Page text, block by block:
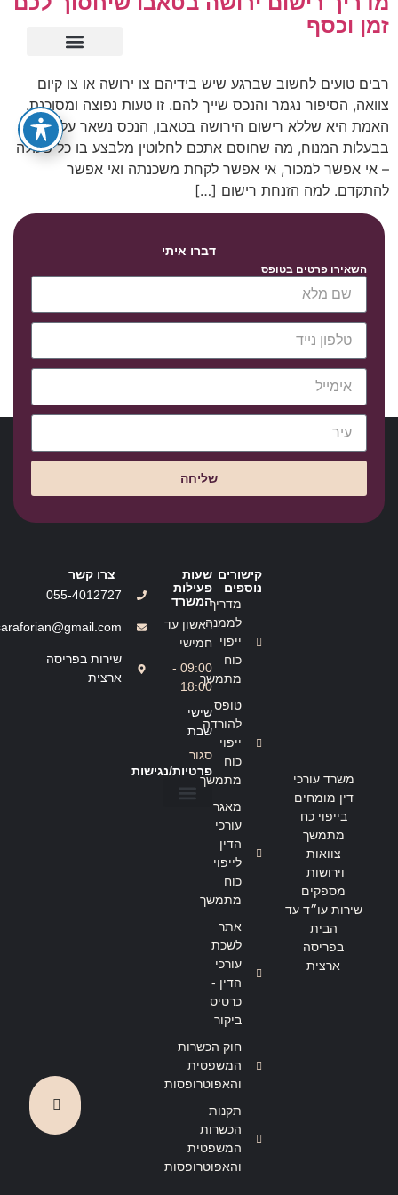
זמן וכסף
רבים טועים לחשוב שברגע שיש בידיהם צו ירושה או צו קיום
צוואה, הסיפור נגמר והנכס שייך להם. זו טעות נפוצה ומסוכנת.
האמת היא שללא רישום הירושה בטאבו, הנכס נשאר על הנייר
בבעלות המנוח, מה שחוסם אתכם לחלוטין מלבצע בו כל פעולה
– אי אפשר למכור, אי אפשר לקחת משכנתה ואי אפשר
להתקדם. למה הזנחת רישום […]
דברו איתי
השאירו פרטים בטופס
שליחה
משרד עורכי
דין מומחים
בייפוי כח
מתמשך
צוואות
וירושות
מספקים
שירות עו״ד עד
הבית
בפריסה
ארצית
קישורים
נוספים
מדריך
לממנה
ייפוי
כוח
מתמשך
טופס
להורדה
ייפוי
כוח
מתמשך
מאגר
עורכי
הדין
לייפוי
כוח
מתמשך
אתר
לשכת
עורכי
הדין -
כרטיס
ביקור
חוק הכשרות
המשפטית
והאפוטרופסות
תקנות
הכשרות
המשפטית
והאפוטרופסות
שעות
פעילות
המשרד
ראשון עד
חמישי
09:00 -
18:00
שישי
שבת
סגור
פרטיות/נגישות
צרו קשר
055-4012727
שירות בפריסה
ארצית